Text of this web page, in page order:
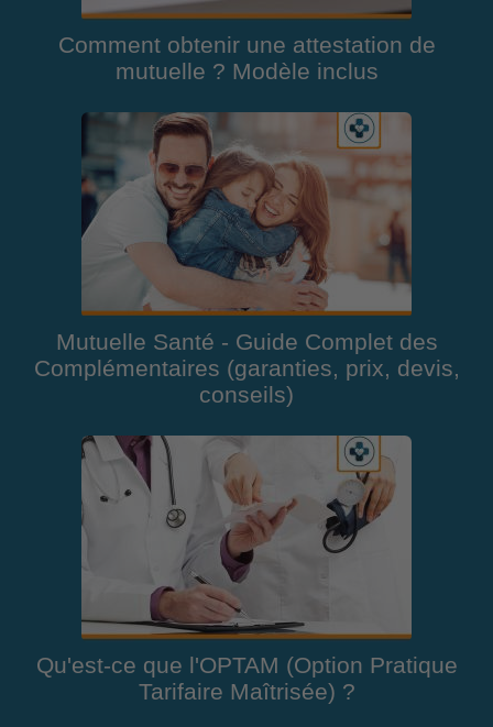
Comment obtenir une attestation de
mutuelle ? Modèle inclus
Mutuelle Santé - Guide Complet des
Complémentaires (garanties, prix, devis,
conseils)
Qu'est-ce que l'OPTAM (Option Pratique
Tarifaire Maîtrisée) ?